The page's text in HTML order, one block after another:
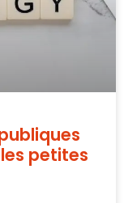
petites